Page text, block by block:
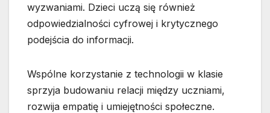
wyzwaniami. Dzieci uczą się również
odpowiedzialności cyfrowej i krytycznego
podejścia do informacji.
Wspólne korzystanie z technologii w klasie
sprzyja budowaniu relacji między uczniami,
rozwija empatię i umiejętności społeczne.